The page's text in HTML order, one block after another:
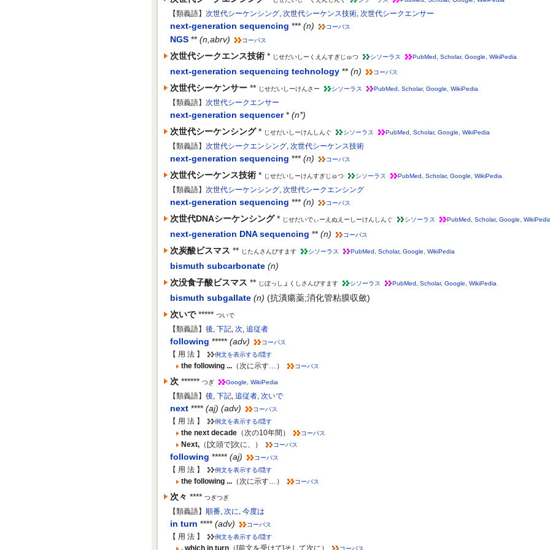
【類義語】 次世代シーケンシング, 次世代シーケンス技術, 次世代シークエンサー
next-generation sequencing *** (n) コーパス
NGS ** (n,abrv) コーパス
次世代シークエンス技術 * じせだいしーくえんすぎじゅつ シソーラス PubMed Scholar, Google WikiPedia
next-generation sequencing technology ** (n) コーパス
次世代シーケンサー ** じせだいしーけんさー シソーラス PubMed Scholar, Google WikiPedia
【類義語】 次世代シークエンサー
next-generation sequencer * (n*)
次世代シーケンシング * じせだいしーけんしんぐ シソーラス PubMed Scholar, Google WikiPedia
【類義語】 次世代シークエンシング, 次世代シーケンス技術
next-generation sequencing *** (n) コーパス
次世代シーケンス技術 * じせだいしーけんすぎじゅつ シソーラス PubMed Scholar, Google WikiPedia
【類義語】 次世代シーケンシング, 次世代シークエンシング
next-generation sequencing *** (n) コーパス
次世代DNAシーケンシング * じせだいでぃーえぬえーしーけんしんぐ シソーラス PubMed Scholar, Google
next-generation DNA sequencing ** (n) コーパス
次炭酸ビスマス ** じたんさんびすます シソーラス PubMed Scholar, Google WikiPedia
bismuth subcarbonate (n)
次没食子酸ビスマス ** じぼっしょくしさんびすます シソーラス PubMed Scholar, Google WikiPedia
bismuth subgallate (n) (抗潰瘍薬;消化管粘膜収斂)
次いで ***** ついで
【類義語】 後, 下記, 次, 追従者
following ***** (adv) コーパス
【 用 法 】 例文を表示する/隠す
the following ... （次に示す…） コーパス
次 ****** つぎ Google WikiPedia
【類義語】 後, 下記, 追従者, 次いで
next **** (aj) (adv) コーパス
【 用 法 】 例文を表示する/隠す
the next decade （次の10年間） コーパス
Next, （[文頭で]次に、） コーパス
following ***** (aj) コーパス
【 用 法 】 例文を表示する/隠す
the following ... （次に示す…） コーパス
次々 **** つぎつぎ
【類義語】 順番, 次に, 今度は
in turn **** (adv) コーパス
【 用 法 】 例文を表示する/隠す
, which in turn （[前文を受けて]そして次に） コーパス